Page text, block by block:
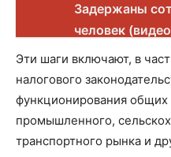
Задержаны
человек
Эти шаги включают, в
налогового
функционирования общих
промышленного,
транспортного рынка и